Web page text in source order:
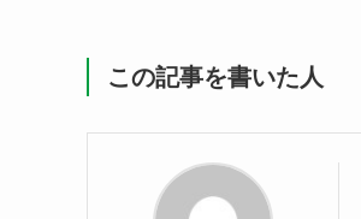
この記事を書いた人